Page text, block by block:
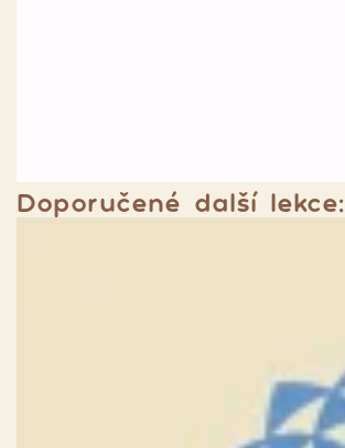
Doporučené další lekce: